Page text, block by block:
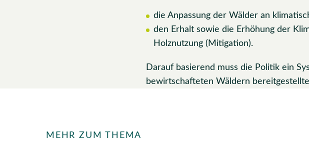
die Anpassung der Wälder an
den Erhalt sowie die Erhöhung der
Holznutzung (Mitigation).
Darauf basierend muss die Politik ein
bewirtschafteten Wäldern
MEHR ZUM THEMA